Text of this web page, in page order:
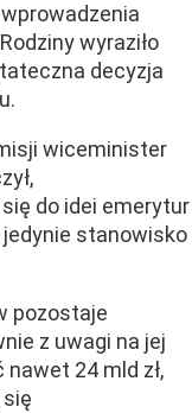
wyraziło
decyzja
wiceminister
do idei emerytur
jedynie stanowisko
pozostaje
z uwagi na jej
24 mld zł,